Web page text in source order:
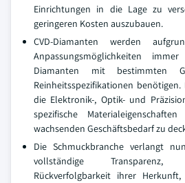
Einrichtungen in die Lage zu
geringeren Kosten auszubauen.
CVD-Diamanten werden
Anpassungsmöglichkeiten
Diamanten mit bestimmten
Reinheitsspezifikationen
die Elektronik-, Optik- und
spezifische
wachsenden Geschäftsbedarf zu
Die Schmuckbranche verlangt
vollständige
Rückverfolgbarkeit ihrer